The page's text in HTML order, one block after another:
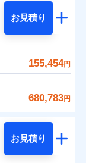
お見積り
155,454円
680,783円
イント
お見積り